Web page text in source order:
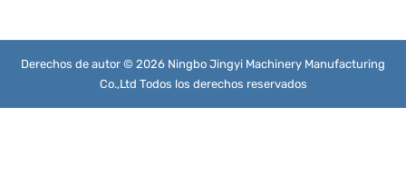
Derechos de autor © 2026 Ningbo Jingyi Machinery Manufacturing
Co.,Ltd Todos los derechos reservados